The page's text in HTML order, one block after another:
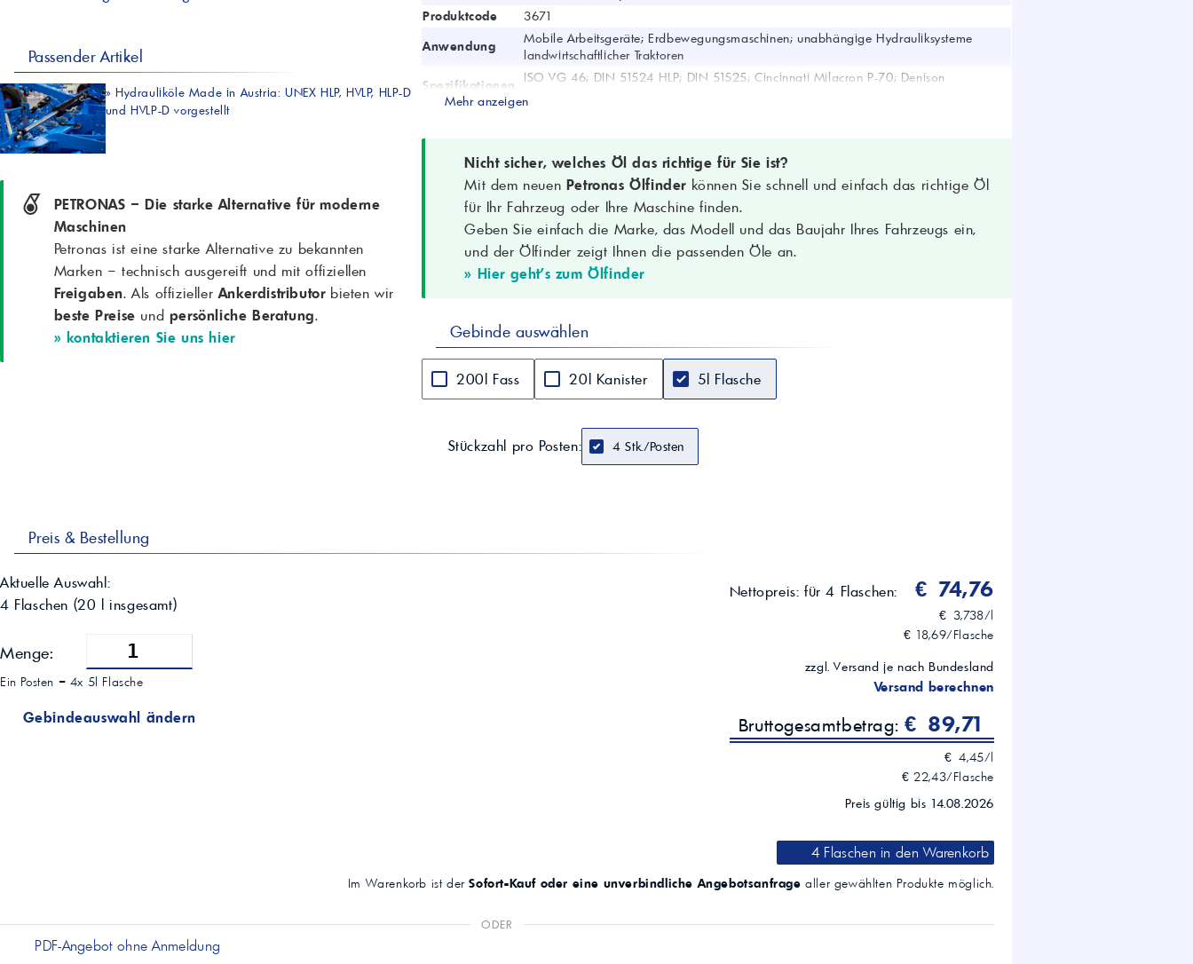
Passender Artikel
» Hydrauliköle Made in Austria: UNEX HLP, HVLP, HLP-D
und HVLP-D vorgestellt
PETRONAS – Die starke Alternative für moderne
Maschinen
Petronas ist eine starke Alternative zu bekannten
Marken – technisch ausgereift und mit offiziellen
Freigaben. Als offiziellerAnkerdistributorbieten wir
beste Preise und persönliche Beratung.
» kontaktieren Sie uns hier
Produktcode
3671
Anwendung
Mobile Arbeitsgeräte; Erdbewegungsmaschinen; unabhängige Hydrauliksysteme
landwirtschaftlicher Traktoren
Spezifikationen
ISO VG 46; DIN 51524 HLP; DIN 51525; Cincinnati Milacron P-70; Denison
Viskosität
Viskosität
(100°C)
6,8 cSt (ASTM D445)
Viskositätsindex 100 (ASTM D2270)
Flammpunkt
202 °C (ASTM D92)
Stockpunkt
-15 °C (ASTM D97)
Datenstand
04/2016; alle technischen Daten sind Richtwerte
Mehr anzeigen
Nicht sicher, welches Öl das richtige für Sie ist?
Mit dem neuen Petronas Ölfinder können Sie schnell und einfach das richtige Öl
für Ihr Fahrzeug oder Ihre Maschine finden.
Geben Sie einfach die Marke, das Modell und das Baujahr Ihres Fahrzeugs ein,
und der Ölfinder zeigt Ihnen die passenden Öle an.
» Hier geht's zum Ölfinder
Gebinde auswählen
200l Fass 20l Kanister 5l Flasche
Stückzahl pro Posten: 4 Stk./Posten
Preis & Bestellung
Aktuelle Auswahl:
4 Flaschen (20 l insgesamt)
Menge:
Ein Posten = 4x 5l Flasche
Gebindeauswahl ändern
Nettopreis: für 4 Flaschen: € 74,76
€ 3,738/l
€ 18,69/Flasche
zzgl. Versand je nach Bundesland
Versand berechnen
Bruttogesamtbetrag: € 89,71
€ 4,45/l
€ 22,43/Flasche
Preis gültig bis 14.08.2026
4 Flaschen in den Warenkorb
Im Warenkorb ist derSofort-Kauf oder eine unverbindliche Angebotsanfrage aller gewählten Produkte möglich.
ODER
PDF-Angebot ohne Anmeldung